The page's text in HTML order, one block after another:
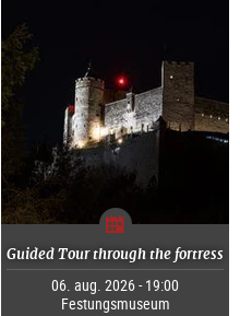
Guided Tour through the fortress
06. aug. 2026 - 19:00
Festungsmuseum